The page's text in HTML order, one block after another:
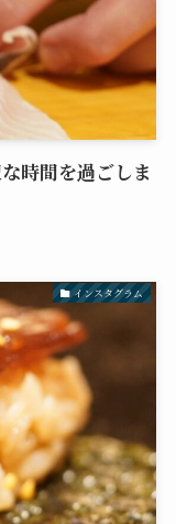
時間を過ごしま
インスタグラム